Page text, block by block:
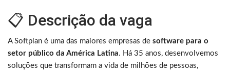
📋 Descrição da vaga
A Softplan é uma das maiores empresas de software para o
setor público da América Latina. Há 35 anos, desenvolvemos
soluções que transformam a vida de milhões de pessoas,